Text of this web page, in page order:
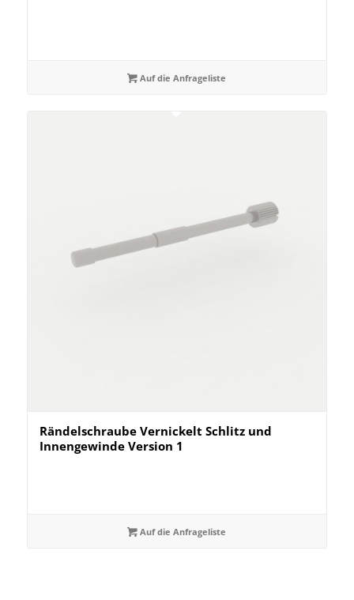
Auf die Anfrageliste
Rändelschraube Vernickelt Schlitz und
Innengewinde Version 1
Auf die Anfrageliste